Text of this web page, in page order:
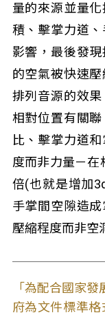
量的來源並量
積、擊掌力道
影響，最後發
的空氣被快速
排列音源的效
相對位置有關
比、擊掌力道
度而非力量－在
倍(也就是增加
手掌間空隙造
壓縮程度而非空
「為配合國家
府為文件標準